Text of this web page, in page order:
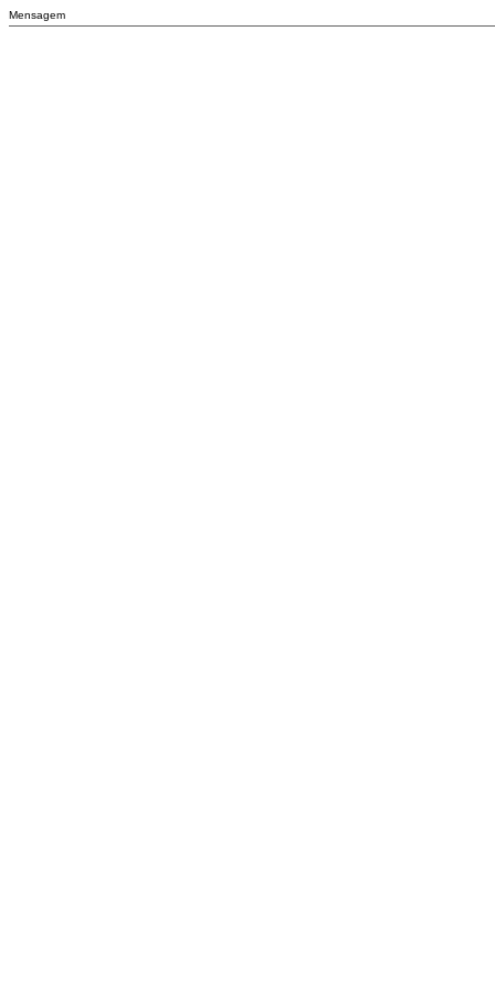
Mensagem